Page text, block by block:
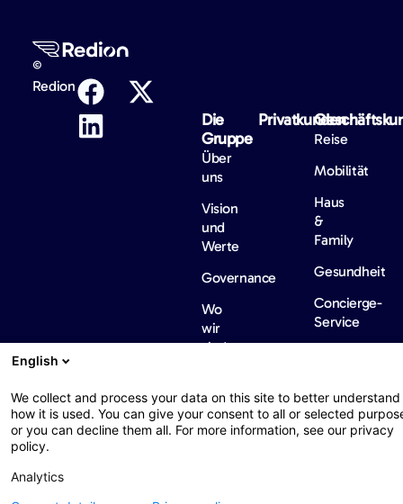
©
Redion
Die
Gruppe
Über
uns
Vision
und
Werte
Governance
Wo
wir
sind
Diversität,
Fairness
Informationen
Privatkunden
Reise
Mobilität
Haus
&
Family
Gesundheit
Concierge-
Service
English
We collect and process your data on this site to better understand
how it is used. You can give your consent to all or selected
or you can decline them all. For more information, see our privacy
policy.
Analytics